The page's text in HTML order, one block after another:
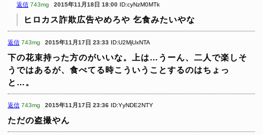
返信 743mg 2015年11月18日 18:00 ID:cyNzM0MTk
ヒロカス詐欺広告やめろや 乞食みたいやな
返信 743mg 2015年11月17日 23:33 ID:U2MjUxNTA
下の花束持った方のがいいな。上は…うーん、二人で楽しそ
うではあるが、食べてる時こういうことするのはちょっ
と…。
返信 743mg 2015年11月17日 23:36 ID:YyNDE2NTY
ただの盗撮やん